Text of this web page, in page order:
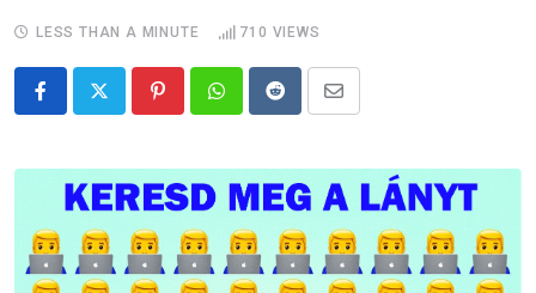
LESS THAN A MINUTE 710 VIEWS
PinterestWhatsappRedditShare
Email